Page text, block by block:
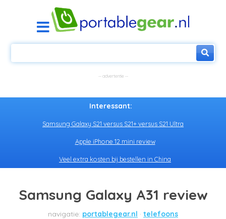
Interessant:
Samsung Galaxy S21 versus S21+ versus S21 Ultra
Apple iPhone 12 mini review
Veel extra kosten bij bestellen in China
Samsung Galaxy A31 review
portablegear.nl telefoons